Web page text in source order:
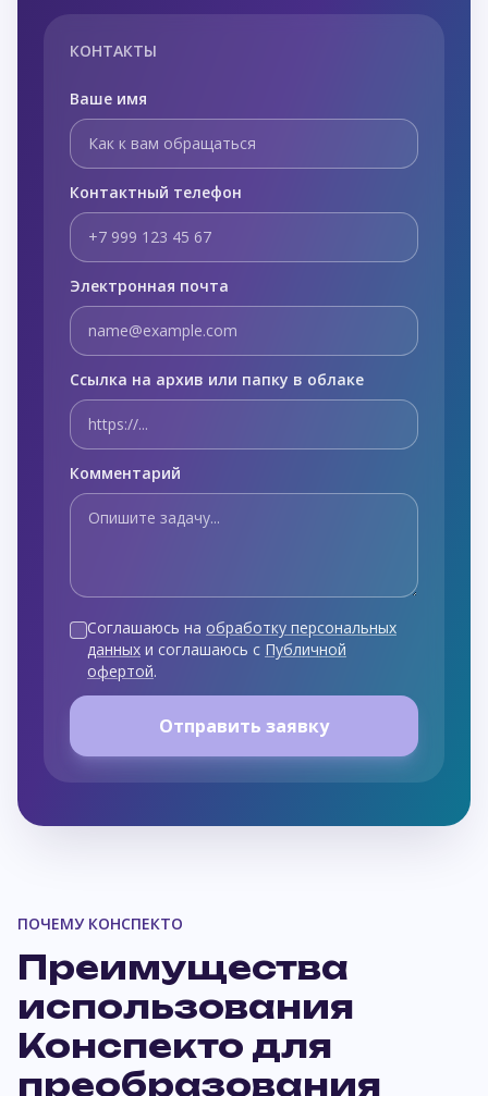
КОНТАКТЫ
Ваше имя
Контактный телефон
Электронная почта
Ссылка на архив или папку в облаке
Комментарий
Соглашаюсь на обработку персональных
данных и соглашаюсь с Публичной
офертой.
Отправить заявку
ПОЧЕМУ КОНСПЕКТО
Преимущества
использования
Конспекто для
преобразования